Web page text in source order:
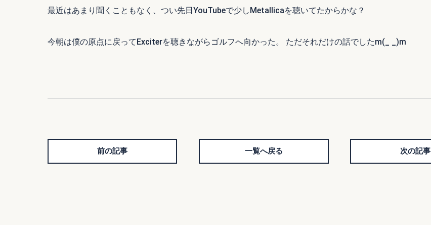
最近はあまり聞くこともなく、つい先日YouTubeで少しMetallicaを聴いてたからかな？
今朝は僕の原点に戻ってExciterを聴きながらゴルフへ向かった。 ただそれだけの話でしたm(_ _)m
前の記事 一覧へ戻る 次の記事